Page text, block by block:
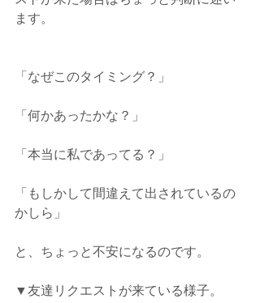
ます。
「なぜこのタイミング？」
「何かあったかな？」
「本当に私であってる？」
「もしかして間違えて出されているの
かしら」
と、ちょっと不安になるのです。
▼友達リクエストが来ている様子。